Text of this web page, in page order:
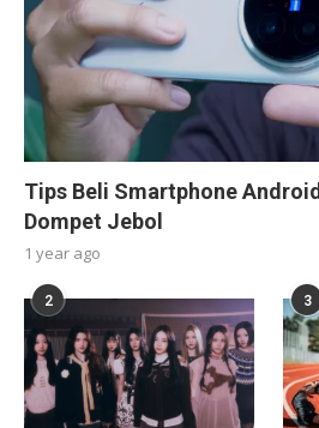
Tips Beli Smartphone
Dompet Jebol
1 year ago
2 3